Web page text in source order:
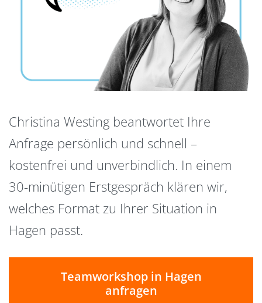
Christina Westing beantwortet Ihre
Anfrage persönlich und schnell –
kostenfrei und unverbindlich. In einem
30-minütigen Erstgespräch klären wir,
welches Format zu Ihrer Situation in
Hagen passt.
Teamworkshop in Hagen
anfragen